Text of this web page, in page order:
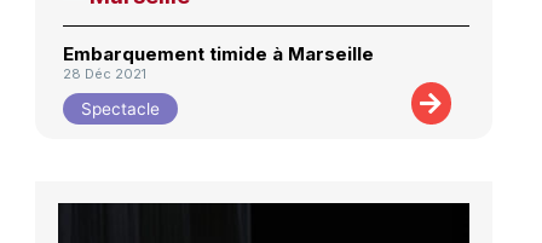
Embarquement timide à Marseille
28 Déc 2021
Spectacle